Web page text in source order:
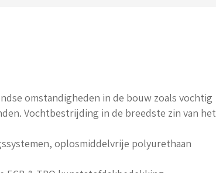
omstandigheden in de bouw zoals vochtig
Vochtbestrijding in de breedste zin van het
oplosmiddelvrije polyurethaan